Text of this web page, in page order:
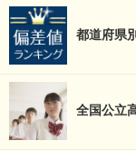
都道府県
全国公立